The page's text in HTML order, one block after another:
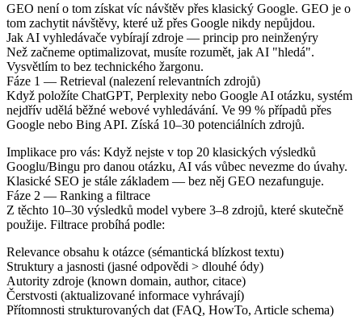
GEO není o tom získat víc návštěv přes klasický Google. GEO je o
tom zachytit návštěvy, které už přes Google nikdy nepůjdou.
Jak AI vyhledávače vybírají zdroje — princip pro neinženýry
Než začneme optimalizovat, musíte rozumět, jak AI "hledá".
Vysvětlím to bez technického žargonu.
Fáze 1 — Retrieval (nalezení relevantních zdrojů)
Když položíte ChatGPT, Perplexity nebo Google AI otázku, systém
nejdřív udělá běžné webové vyhledávání. Ve 99 % případů přes
Google nebo Bing API. Získá 10–30 potenciálních zdrojů.
Implikace pro vás: Když nejste v top 20 klasických výsledků
Googlu/Bingu pro danou otázku, AI vás vůbec nevezme do úvahy.
Klasické SEO je stále základem — bez něj GEO nezafunguje.
Fáze 2 — Ranking a filtrace
Z těchto 10–30 výsledků model vybere 3–8 zdrojů, které skutečně
použije. Filtrace probíhá podle:
Relevance obsahu k otázce (sémantická blízkost textu)
Struktury a jasnosti (jasné odpovědi > dlouhé ódy)
Autority zdroje (known domain, author, citace)
Čerstvosti (aktualizované informace vyhrávají)
Přítomnosti strukturovaných dat (FAQ, HowTo, Article schema)